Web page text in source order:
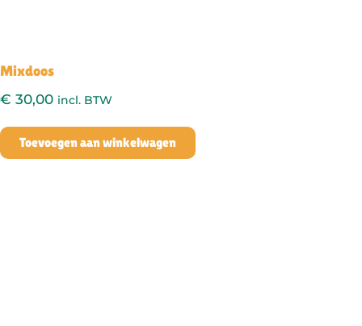
Mixdoos
€ 30,00 incl. BTW
Toevoegen aan winkelwagen